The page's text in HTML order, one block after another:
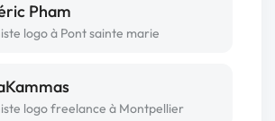
Pham
logo à Pont sainte marie
logo freelance à Montpellier